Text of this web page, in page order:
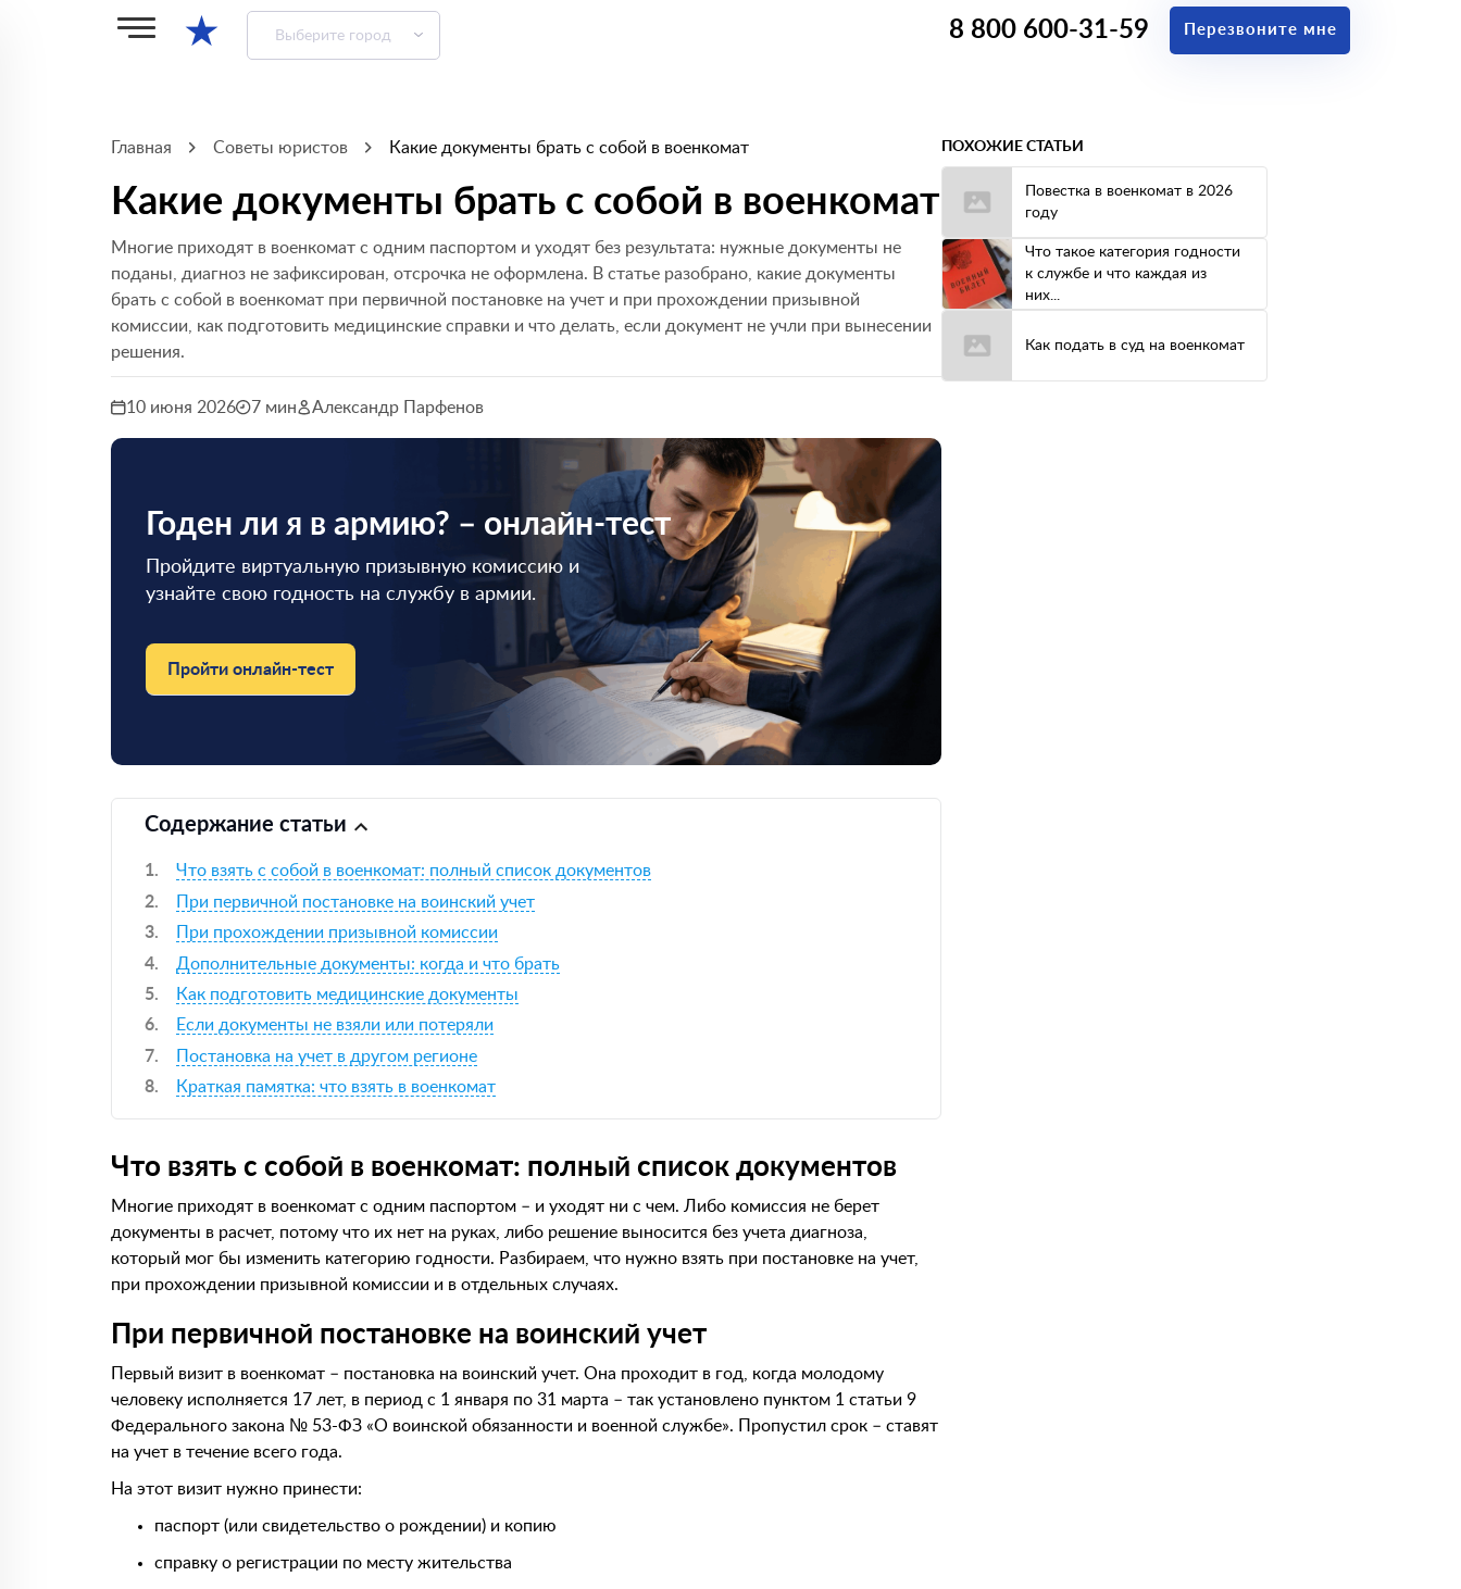
★ Выберите город 8 800 600-31-59 Перезвоните мне
Главная Советы юристов Какие документы брать с собой в военкомат
Какие документы брать с собой в военкомат
Многие приходят в военкомат с одним паспортом и уходят без результата: нужные документы не
поданы, диагноз не зафиксирован, отсрочка не оформлена. В статье разобрано, какие документы
брать с собой в военкомат при первичной постановке на учет и при прохождении призывной
комиссии, как подготовить медицинские справки и что делать, если документ не учли при вынесении
решения.
10 июня 2026 7 мин Александр Парфенов
Годен ли я в армию? – онлайн-тест
Пройдите виртуальную призывную комиссию и
узнайте свою годность на службу в армии.
Пройти онлайн-тест
Содержание статьи
Что взять с собой в военкомат: полный список документов
При первичной постановке на воинский учет
При прохождении призывной комиссии
Дополнительные документы: когда и что брать
Как подготовить медицинские документы
Если документы не взяли или потеряли
Постановка на учет в другом регионе
Краткая памятка: что взять в военкомат
Что взять с собой в военкомат: полный список документов
Многие приходят в военкомат с одним паспортом – и уходят ни с чем. Либо комиссия не берет
документы в расчет, потому что их нет на руках, либо решение выносится без учета диагноза,
который мог бы изменить категорию годности. Разбираем, что нужно взять при постановке на учет,
при прохождении призывной комиссии и в отдельных случаях.
При первичной постановке на воинский учет
Первый визит в военкомат – постановка на воинский учет. Она проходит в год, когда молодому
человеку исполняется 17 лет, в период с 1 января по 31 марта – так установлено пунктом 1 статьи 9
Федерального закона № 53-ФЗ «О воинской обязанности и военной службе». Пропустил срок – ставят
на учет в течение всего года.
На этот визит нужно принести:
паспорт (или свидетельство о рождении) и копию
справку о регистрации по месту жительства
ПОХОЖИЕ СТАТЬИ
Повестка в военкомат в 2026
году
Что такое категория годности
к службе и что каждая из
них...
Как подать в суд на военкомат